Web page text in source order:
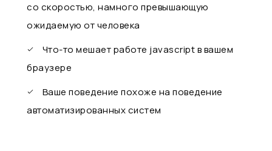
со скоростью, намного превышающую
ожидаемую от человека
Что-то мешает работе javascript в вашем
браузере
Ваше поведение похоже на поведение
автоматизированных систем